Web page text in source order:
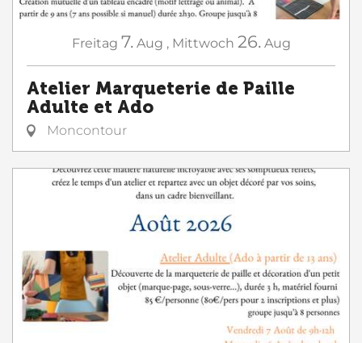
Freitag 7. Aug , Mittwoch 26. Aug
Atelier Marqueterie de Paille
Adulte et Ado
Moncontour